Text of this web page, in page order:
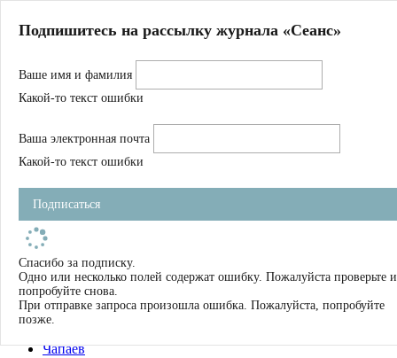
Магазин
Журнал
Школа
Устав
Фильмы
Имена
Тэги
О нас
Журнал
Книги
Чапаев
Подпишитесь на рассылку журнала «Сеанс»
Ваше имя и фамилия
Какой-то текст ошибки
Ваша электронная почта
Какой-то текст ошибки
Подписаться
Спасибо за подписку.
Одно или несколько полей содержат ошибку. Пожалуйста проверьте и
попробуйте снова.
При отправке запроса произошла ошибка. Пожалуйста, попробуйте
позже.